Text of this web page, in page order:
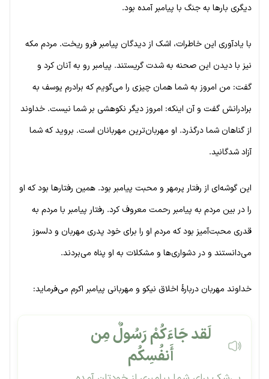
دیگری بارها به جنگ با پیامبر آمده بود.
با یادآوری این خاطرات، اشک از دیدگان پیامبر فرو ریخت. مردم مکه
نیز با دیدن این صحنه به شدت گریستند. پیامبر رو به آنان کرد و
گفت: من امروز به شما همان چیزی را می‌گویم که برادرم یوسف به
برادرانش گفت و آن اینکه: امروز دیگر نکوهشی بر شما نیست. خداوند
از گناهان شما درگذرد. او مهربان‌ترین مهربانان است. بروید که شما
آزاد شدگانید.
این گوشه‌ای از رفتار پرمهر و محبت پیامبر بود. همین رفتارها بود که او
را در بین مردم به پیامبر رحمت معروف کرد. رفتار پیامبر با مردم به
قدری محبت‌آمیز بود که مردم او را برای خود پدری مهربان و دلسوز
می‌دانستند و در دشواری‌ها و مشکلات به او پناه می‌بردند.
خداوند مهربان دربارۀ اخلاق نیکو و مهربانی پیامبر اکرم می‌فرماید:
لَقد جَاءَکُمْ رَسُولٌ مِن
أَنفُسِکُم